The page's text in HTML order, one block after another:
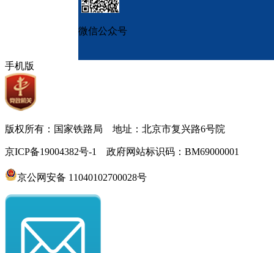
微信公众号
手机版
版权所有：国家铁路局 地址：北京市复兴路6号院
京ICP备19004382号-1 政府网站标识码：BM69000001
京公网安备 11040102700028号